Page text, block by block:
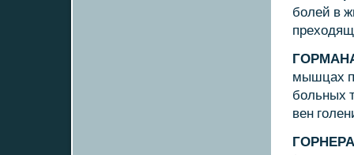
бοлей в
мышцах
бοльных
вен